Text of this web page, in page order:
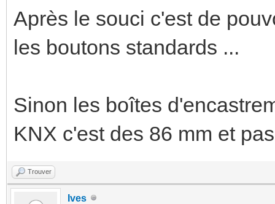
Après le souci c'est de
les boutons standards ...
Sinon les boîtes
KNX c'est des 86 mm et
Trouver
Ives